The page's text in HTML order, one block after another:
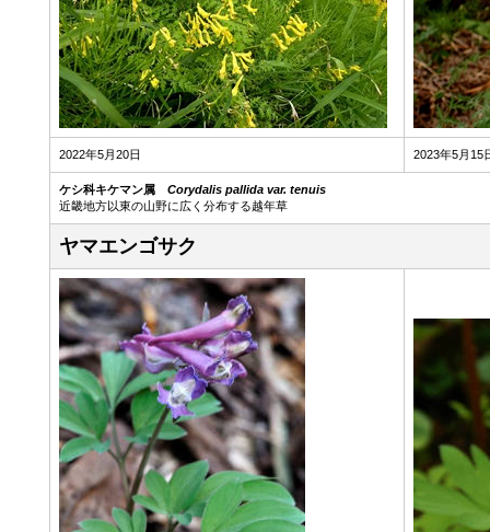
2022年5月20日 2023年5月15
ケシ科キケマン属 Corydalis pallida var. tenuis
近畿地方以東の山野に広く分布する越年草
ヤマエンゴサク